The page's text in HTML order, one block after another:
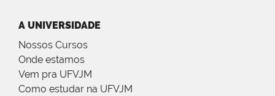
A UNIVERSIDADE
Nossos Cursos
Onde estamos
Vem pra UFVJM
Como estudar na UFVJM